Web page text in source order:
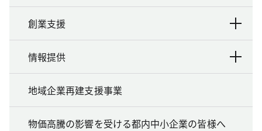
創業支援
情報提供
地域企業再建支援事業
物価高騰の影響を受ける都内中小企業の皆様へ